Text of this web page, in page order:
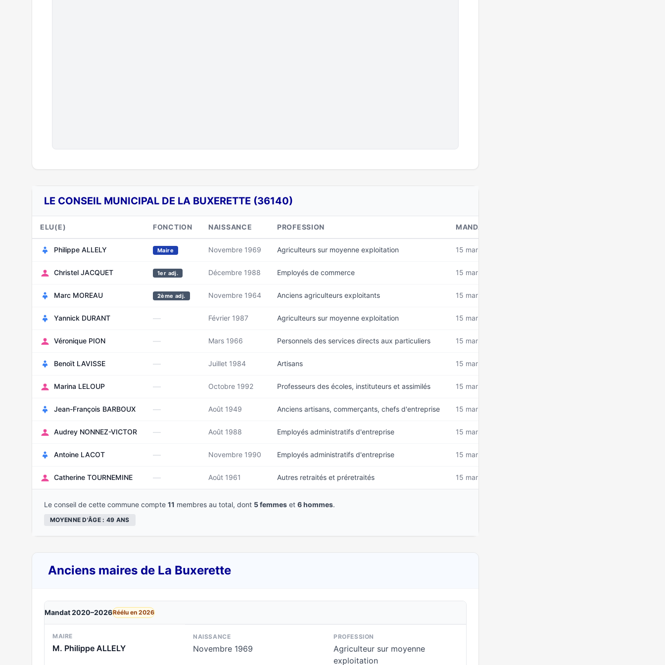
LE CONSEIL MUNICIPAL DE LA BUXERETTE (36140)
ELU(E) FONCTION NAISSANCE PROFESSION MANDAT DEPUIS
Philippe ALLELY Maire Novembre 1969 Agriculteurs sur moyenne exploitation 15 mars 2026
Christel JACQUET 1er adj. Décembre 1988 Employés de commerce 15 mars 2026
Marc MOREAU 2ème adj. Novembre 1964 Anciens agriculteurs exploitants 15 mars 2026
Yannick DURANT — Février 1987 Agriculteurs sur moyenne exploitation 15 mars 2026
Véronique PION — Mars 1966 Personnels des services directs aux particuliers 15 mars 2026
Benoït LAVISSE — Juillet 1984 Artisans 15 mars 2026
Marina LELOUP — Octobre 1992 Professeurs des écoles, instituteurs et assimilés 15 mars 2026
Jean-François BARBOUX — Août 1949 Anciens artisans, commerçants, chefs d'entreprise 15 mars 2026
Audrey NONNEZ-VICTOR — Août 1988 Employés administratifs d'entreprise 15 mars 2026
Antoine LACOT — Novembre 1990 Employés administratifs d'entreprise 15 mars 2026
Catherine TOURNEMINE — Août 1961 Autres retraités et préretraités 15 mars 2026
Le conseil de cette commune compte 11 membres au total, dont 5 femmes et 6 hommes.
MOYENNE D'ÂGE : 49 ANS
Anciens maires de La Buxerette
Mandat 2020–2026Réélu en 2026
MAIRE
M. Philippe ALLELY
NAISSANCE
Novembre 1969
PROFESSION
Agriculteur sur moyenne
exploitation